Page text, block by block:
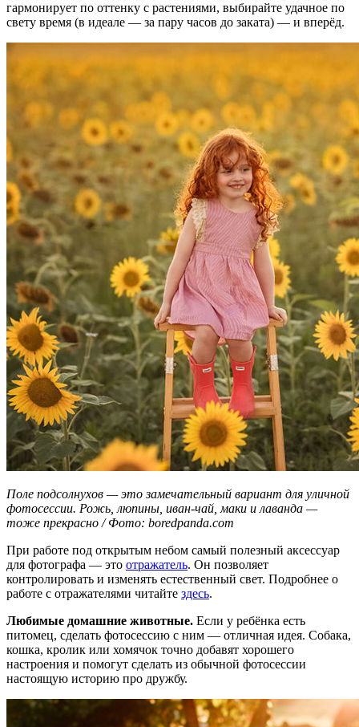
гармонирует по оттенку с растениями, выбирайте удачное по
свету время (в идеале — за пару часов до заката) — и вперёд.
Поле подсолнухов — это замечательный вариант для уличной
фотосессии. Рожь, люпины, иван-чай, маки и лаванда —
тоже прекрасно / Фото: boredpanda.com
При работе под открытым небом самый полезный аксессуар
для фотографа — это отражатель. Он позволяет
контролировать и изменять естественный свет. Подробнее о
работе с отражателями читайте здесь.
Любимые домашние животные. Если у ребёнка есть
питомец, сделать фотосессию с ним — отличная идея. Собака,
кошка, кролик или хомячок точно добавят хорошего
настроения и помогут сделать из обычной фотосессии
настоящую историю про дружбу.